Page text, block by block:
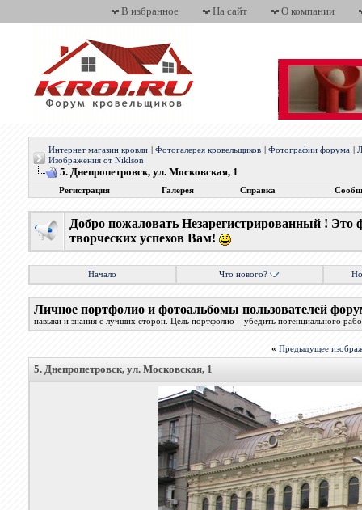
В избранное На сайт О компании
Интернет магазин кровли Фотогалерея кровельщиков Фотографии форума
Изображения от Niklson
5. Днепропетровск, ул. Московская, 1
Регистрация Галерея Справка
Добро пожаловать Незарегистрированный !
творческих успехов Вам!
Начало Что нового?
Личное портфолио и фотоальбомы пользователей
навыки и знания с лучших сторон. Цель портфолио – убедить потенциального
« Предыдущее
5. Днепропетровск, ул. Московская, 1